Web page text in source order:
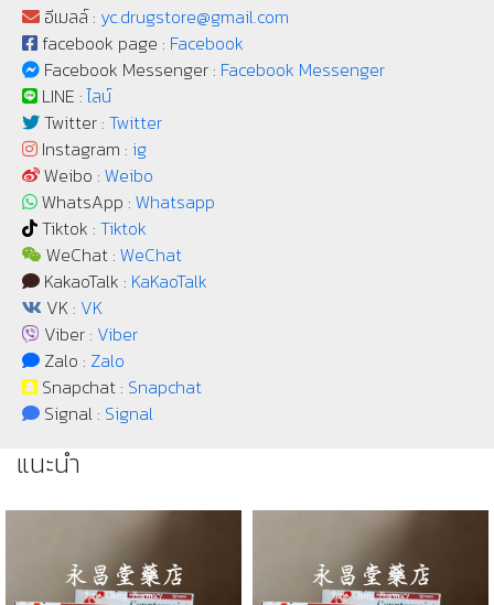
อีเมลล์ : yc.drugstore@gmail.com
facebook page : Facebook
Facebook Messenger : Facebook Messenger
LINE :ไลน์
Twitter : Twitter
Instagram : ig
Weibo : Weibo
WhatsApp : Whatsapp
Tiktok : Tiktok
WeChat : WeChat
KakaoTalk : KaKaoTalk
VK : VK
Viber : Viber
Zalo : Zalo
Snapchat : Snapchat
Signal : Signal
แนะนำ